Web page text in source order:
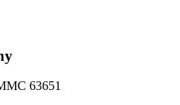
63651